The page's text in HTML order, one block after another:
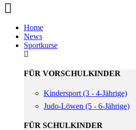
Home
News
Sportkurse
FÜR VORSCHULKINDER
Kindersport (3 - 4-Jährige)
Judo-Löwen (5 - 6-Jährige)
FÜR SCHULKINDER